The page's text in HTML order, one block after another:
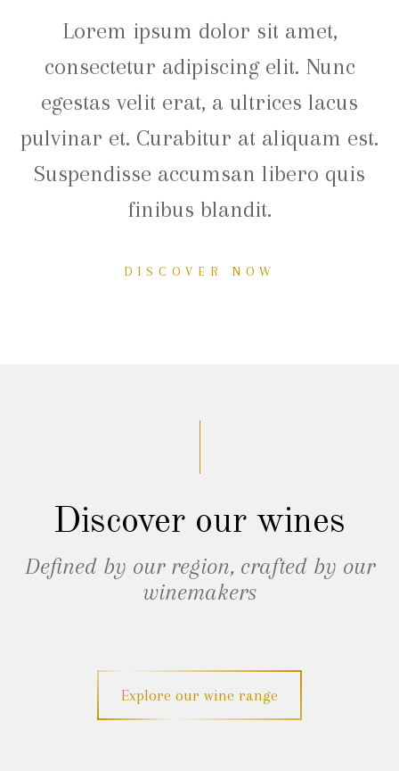
Lorem ipsum dolor sit amet,
consectetur adipiscing elit. Nunc
egestas velit erat, a ultrices lacus
pulvinar et. Curabitur at aliquam est.
Suspendisse accumsan libero quis
finibus blandit.
DISCOVER NOW
Discover our wines
Defined by our region, crafted by our
winemakers
Explore our wine range